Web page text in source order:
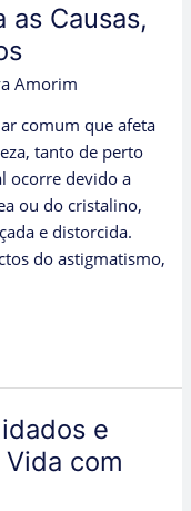
Causas,
Amorim
comum que afeta
tanto de perto
ocorre devido a
ou do cristalino,
e distorcida.
do astigmatismo,
e
com